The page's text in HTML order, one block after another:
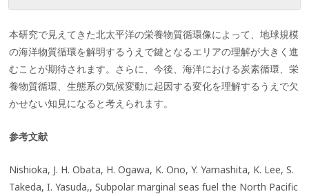
本研究で見えてきた北太平洋の栄養物質循環像によって、地球規模
の海洋物質循環を解明するうえで鍵となるエリアの理解が大きく進
むことが期待されます。さらに、今後、海洋における炭素循環、栄
養物質循環、生態系の気候変動に起因する変化を理解するうえで欠
かせない知見になると考えられます。
参考文献
Nishioka, J. H. Obata, H. Ogawa, K. Ono, Y. Yamashita, K. Lee, S.
Takeda, I. Yasuda,, Subpolar marginal seas fuel the North Pacific